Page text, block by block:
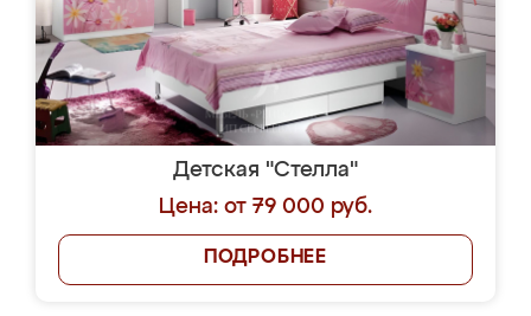
Детская "Стелла"
Цена: от 79 000 руб.
ПОДРОБНЕЕ